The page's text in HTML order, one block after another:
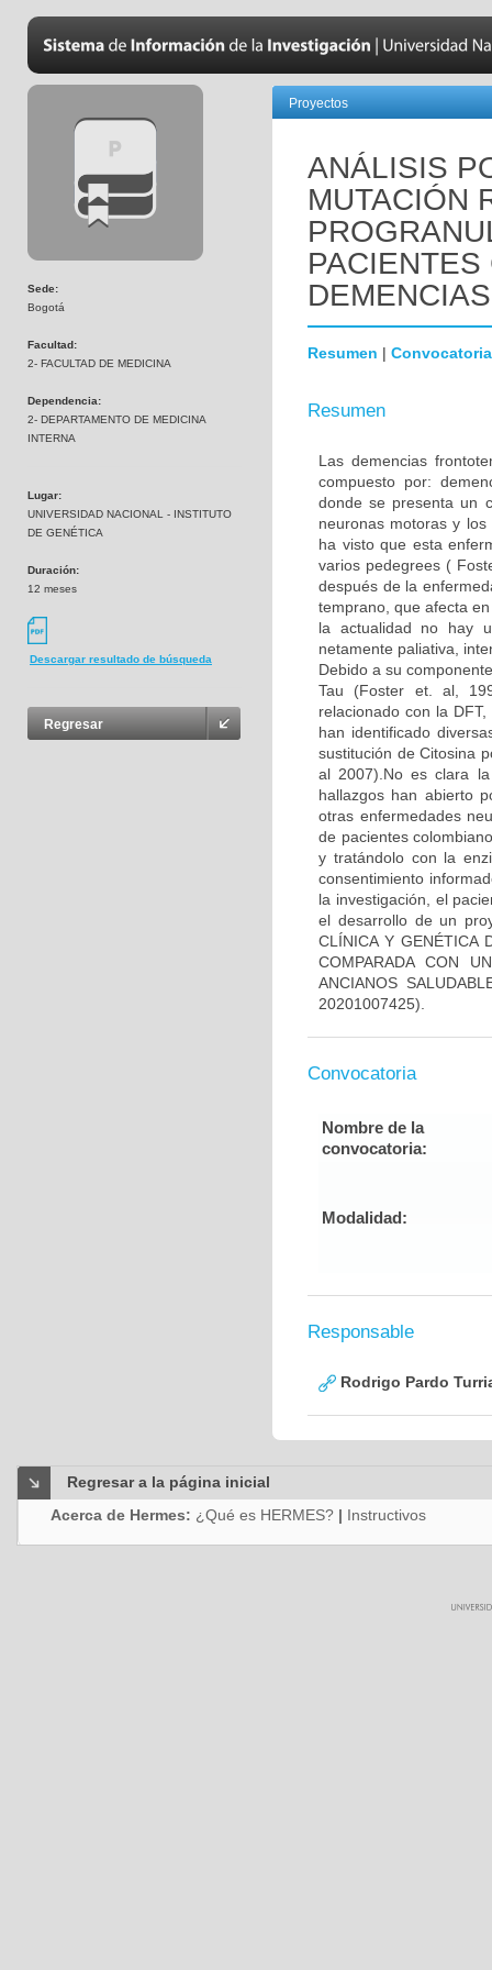
Sede:
Bogotá
Facultad:
2- FACULTAD DE MEDICINA
Dependencia:
2- DEPARTAMENTO DE MEDICINA
INTERNA
Lugar:
UNIVERSIDAD NACIONAL - INSTITUTO
DE GENÉTICA
Duración:
12 meses
Descargar resultado de búsqueda
Regresar
Proyectos
ANÁLISIS
MUTACIÓN
Resumen | Convocatoria
Resumen
Las demencias
compuesto por:
donde se presenta un
neuronas motoras y
ha visto que esta
varios pedegrees (
después de la
temprano, que afecta
la actualidad no hay
netamente paliativa,
Debido a su
Tau (Foster et. al,
relacionado con la
han identificado
sustitución de Citosina
al 2007).No es clara
hallazgos han abierto
otras enfermedades
de pacientes
y tratándolo con la
consentimiento
la investigación, el
el desarrollo de un
CLÍNICA Y GENÉTICA
COMPARADA CON
ANCIANOS
20201007425).
Convocatoria
Nombre de la
convocatoria:
Modalidad:
Responsable
Rodrigo Pardo
Regresar a la página inicial
Acerca de Hermes: ¿Qué es HERMES? | Instructivos